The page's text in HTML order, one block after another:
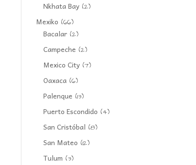
Nkhata Bay (2)
Mexiko (66)
Bacalar (2)
Campeche (2)
Mexico City (7)
Oaxaca (6)
Palenque (13)
Puerto Escondido (4)
San Cristóbal (8)
San Mateo (12)
Tulum (3)